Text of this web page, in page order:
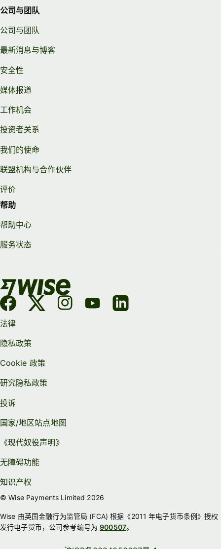
公司与团队
公司与团队
最新消息与博客
安全性
媒体报道
工作机会
投资者关系
我们的使命
联盟机构与合作伙伴
评价
帮助
帮助中心
服务状态
法律
隐私政策
Cookie 政策
研究隐私政策
投诉
国家/地区站点地图
《现代奴役声明》
无障碍功能
知识产权
© Wise Payments Limited 2026
Wise 由英国金融行为监管局 (FCA) 根据《2011 年电子货币条例》授权
发行电子货币，公司参考编号为900507。